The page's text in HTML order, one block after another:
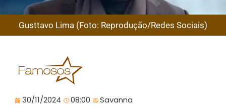
Gusttavo Lima (Foto: Reprodução/Redes Sociais)
30/11/2024 08:00 Savanna